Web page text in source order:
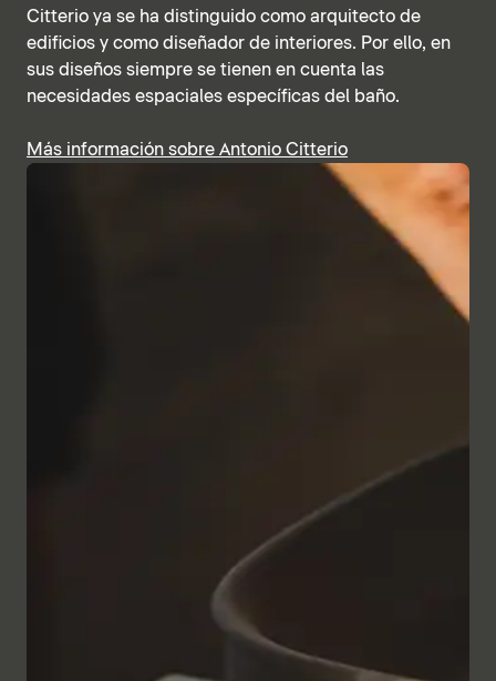
Citterio ya se ha distinguido como arquitecto de
edificios y como diseñador de interiores. Por ello, en
sus diseños siempre se tienen en cuenta las
necesidades espaciales específicas del baño.
Más información sobre Antonio Citterio